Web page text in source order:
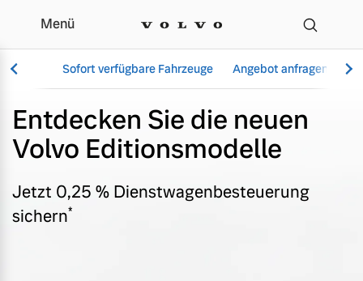
Editionsmodelle -
Menü
Sofort verfügbare Fahrzeuge Angebot anfragen
6 Modelle
Entdecken Sie die neuen
Volvo Editionsmodelle
Jetzt 0,25 % Dienstwagenbesteuerung
sichern*